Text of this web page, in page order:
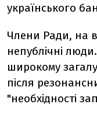
українського
Члени Ради, на
непублічні
широкому
після
"необхідності